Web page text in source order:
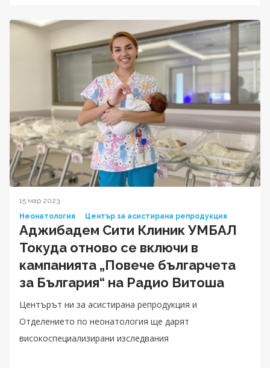
15 мар 2023
Неонатология
Център за асистирана репродукция
Аджибадем Сити Клиник УМБАЛ
Токуда отново се включи в
кампанията „Повече българчета
за България“ на Радио Витоша
Центърът ни за асистирана репродукция и
Отделението по неонатология ще дарят
високоспециализирани изследвания